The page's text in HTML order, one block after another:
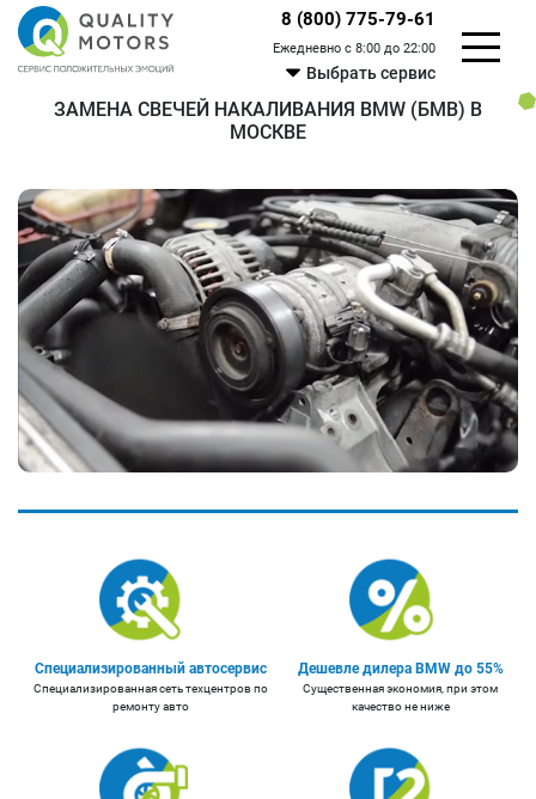
8 (800) 775-79-61
Ежедневно с 8:00 до 22:00
Выбрать сервис
ЗАМЕНА СВЕЧЕЙ НАКАЛИВАНИЯ BMW (БМВ) В
МОСКВЕ
Специализированный автосервис
Специализированная сеть техцентров по
ремонту авто
Дешевле дилера BMW до 55%
Существенная экономия, при этом
качество не ниже